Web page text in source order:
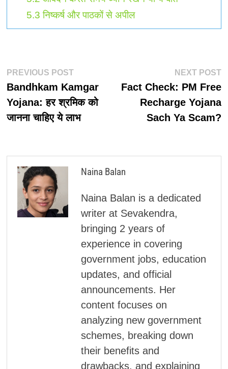
5.3 निष्कर्ष और पाठकों से अपील
पोस्ट
नेविगेशन
PREVIOUS POSTPrevious
post:
Bandhkam Kamgar
Yojana: हर श्रमिक को
जानना चाहिए ये लाभ
NEXT POST
Fact Check: PM Free
Recharge Yojana
Sach Ya Scam?
Naina Balan
Naina Balan is a dedicated
writer at Sevakendra,
bringing 2 years of
experience in covering
government jobs, education
updates, and official
announcements. Her
content focuses on
analyzing new government
schemes, breaking down
their benefits and
drawbacks, and explaining